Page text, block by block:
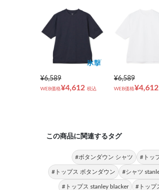
¥6,589
WEB価格¥4,612 税込
¥6,589
WEB価格¥4,612
この商品に関連するタグ
#ボタンダウン シャツ #トッ
#トップス ボタンダウン #シャツ
#トップス stanley blacker #トップ